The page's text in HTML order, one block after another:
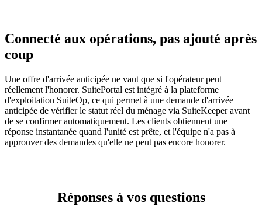
Connecté aux opérations, pas ajouté après
coup
Une offre d'arrivée anticipée ne vaut que si l'opérateur peut
réellement l'honorer. SuitePortal est intégré à la plateforme
d'exploitation SuiteOp, ce qui permet à une demande d'arrivée
anticipée de vérifier le statut réel du ménage via SuiteKeeper avant
de se confirmer automatiquement. Les clients obtiennent une
réponse instantanée quand l'unité est prête, et l'équipe n'a pas à
approuver des demandes qu'elle ne peut pas encore honorer.
Réponses à vos questions